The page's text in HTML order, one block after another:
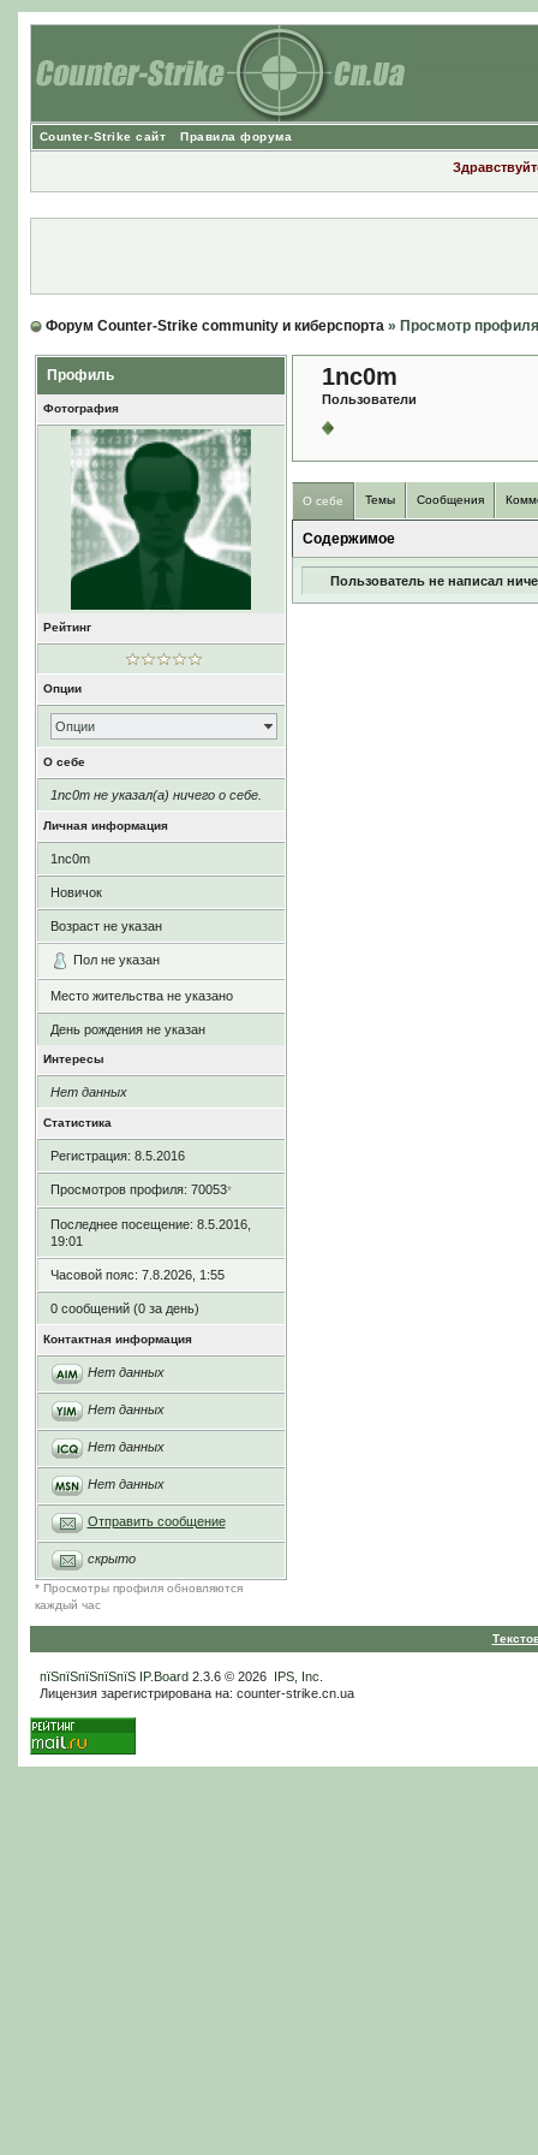
Counter-Strike сайт Правила форума
Форум Counter-Strike community и киберспорта» Просмотр профиля
Профиль
Фотография
Рейтинг
Опции
Опции
О себе
1nc0m не указал(а) ничего о себе.
Личная информация
1nc0m
Новичок
Возраст не указан
Пол не указан
Место жительства не указано
День рождения не указан
Интересы
Нет данных
Статистика
Регистрация: 8.5.2016
Просмотров профиля: 70053*
Последнее посещение: 8.5.2016,
19:01
Часовой пояс: 7.8.2026, 1:55
0 сообщений (0 за день)
Контактная информация
Нет данных
Нет данных
Нет данных
Нет данных
Отправить сообщение
скрыто
* Просмотры профиля обновляются
каждый час
1nc0m
Пользователи
О себе Темы Сообщения
Содержимое
Пользователь не написал
пїЅпїЅпїЅпїЅпїЅ IP.Board2.3.6 © 2026 IPS, Inc
Лицензия зарегистрирована на: counter-strike.cn.ua